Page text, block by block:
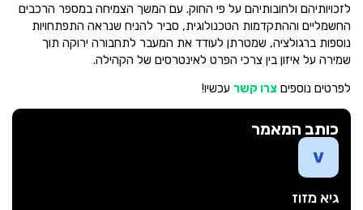
לזכויותיהם ולחובותיהם על פי החוק. עם המשך הצמיחה במספר הרכבים
החשמליים וההתקדמות הטכנולוגית, סביר להניח שנראה התפתחויות
נוספות ברגולציה, שמטרתן לעודד את המעבר לתחבורה ירוקה תוך
שמירה על איזון בין צרכי הפרט לאינטרסים של הקהילה.
לפרטים נוספים צרו קשר עכשיו!
כותב המאמר
גיא מזוז